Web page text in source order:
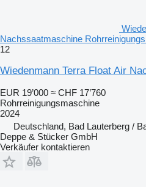
Nachssaatmaschine
12
Wiedenmann Terra Float Air
EUR 19’000 ≈ CHF 17’760
Rohrreinigungsmaschine
2024
Deutschland, Bad Lauterberg /
Deppe & Stücker GmbH
Verkäufer kontaktieren